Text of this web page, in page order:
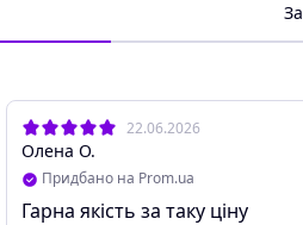
22.06.2026
Олена О.
Придбано на Prom.ua
Гарна якість за таку ціну